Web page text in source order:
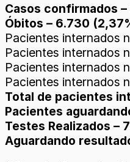
Casos confirmados
Óbitos – 6.730
Pacientes internados
Pacientes internados
Pacientes internados
Pacientes internados
Total de pacientes
Pacientes
Testes Realizados –
Aguardando